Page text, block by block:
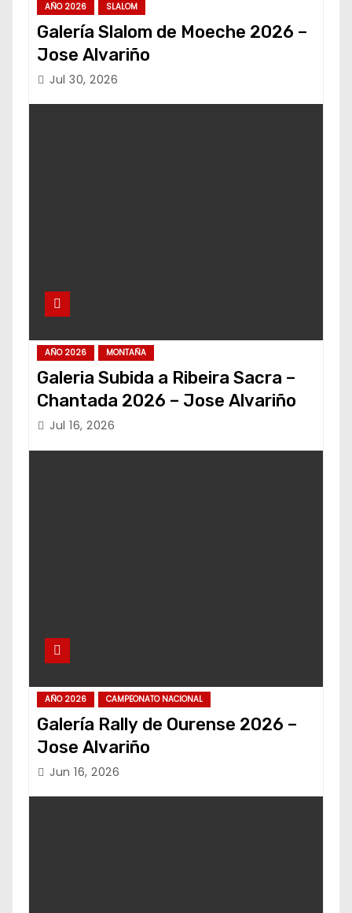
AÑO 2026 SLALOM
Galería Slalom de Moeche 2026 –
Jose Alvariño
Jul 30, 2026
AÑO 2026 MONTAÑA
Galeria Subida a Ribeira Sacra –
Chantada 2026 – Jose Alvariño
Jul 16, 2026
AÑO 2026 CAMPEONATO NACIONAL
Galería Rally de Ourense 2026 –
Jose Alvariño
Jun 16, 2026